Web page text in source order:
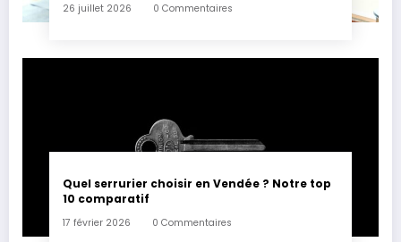
26 juillet 2026 0 Commentaires
Quel serrurier choisir en Vendée ? Notre top
10 comparatif
17 février 2026 0 Commentaires